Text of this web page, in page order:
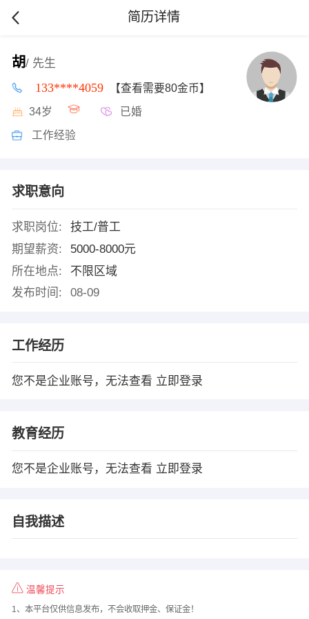
简历详情
胡/ 先生
133****4059 【查看需要80金币】
34岁 已婚
工作经验
求职意向
求职岗位:
技工/普工
期望薪资:
5000-8000元
所在地点:
不限区域
发布时间:
08-09
工作经历
您不是企业账号，无法查看 立即登录
教育经历
您不是企业账号，无法查看 立即登录
自我描述
温馨提示
1、本平台仅供信息发布，不会收取押金、保证金！